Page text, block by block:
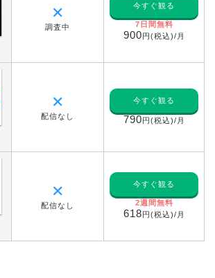
✕
調査中
今すぐ観る
7日間無料
900円(税込)/月
✕
配信なし
今すぐ観る
790円(税込)/月
✕
配信なし
今すぐ観る
2週間無料
618円(税込)/月